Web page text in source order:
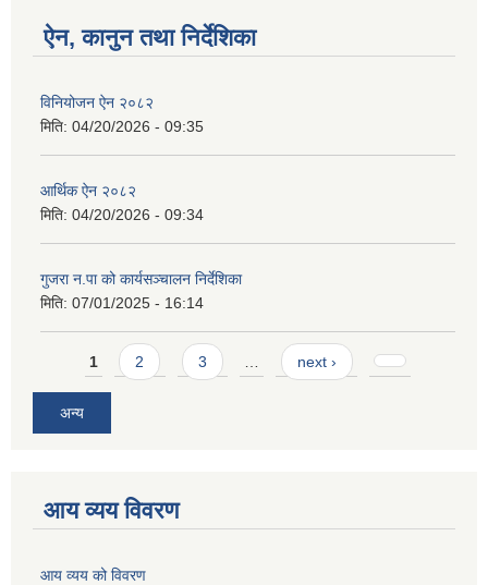
ऐन, कानुन तथा निर्देशिका
विनियोजन ऐन २०८२
मिति: 04/20/2026 - 09:35
आर्थिक ऐन २०८२
मिति: 04/20/2026 - 09:34
गुजरा न.पा को कार्यसञ्चालन निर्देशिका
मिति: 07/01/2025 - 16:14
Pages
1 2 3 … next ›
अन्य
आय व्यय विवरण
आय व्यय को विवरण